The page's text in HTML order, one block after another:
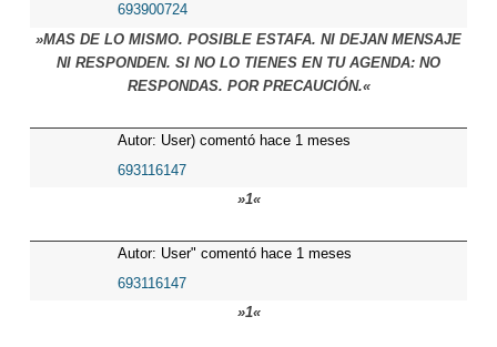
693900724
»MAS DE LO MISMO. POSIBLE ESTAFA. NI DEJAN MENSAJE
NI RESPONDEN. SI NO LO TIENES EN TU AGENDA: NO
RESPONDAS. POR PRECAUCIÓN.«
Autor: User) comentó hace 1 meses
693116147
»1«
Autor: User" comentó hace 1 meses
693116147
»1«